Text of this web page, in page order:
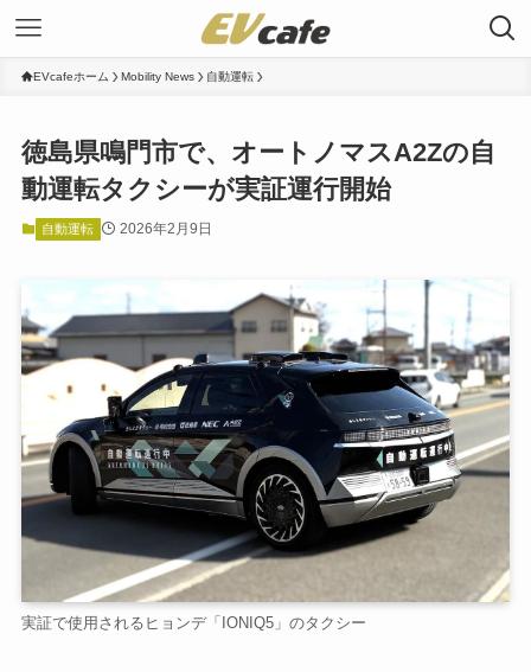
EVcafeホーム Mobility News 自動運転
徳島県鳴門市で、オートノマスA2Zの自
動運転タクシーが実証運行開始
自動運転 2026年2月9日
実証で使用されるヒョンデ「IONIQ5」のタクシー